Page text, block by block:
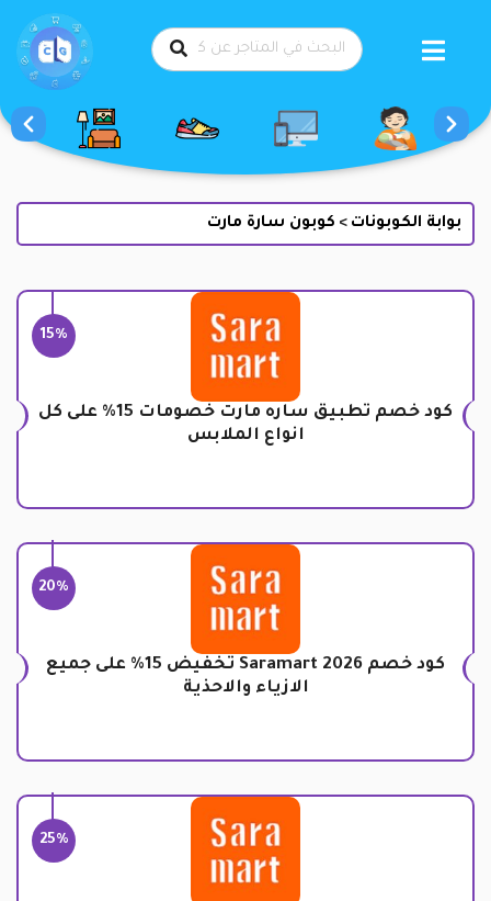
بوابة الكوبونات > كوبون سارة مارت
15%
كود خصم تطبيق ساره مارت خصومات 15% على كل
انواع الملابس
20%
كود خصم Saramart 2026 تخفيض 15% على جميع
الازياء والاحذية
25%